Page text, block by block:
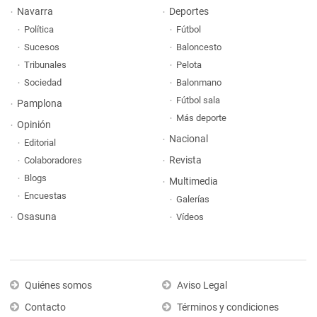
Navarra
Política
Sucesos
Tribunales
Sociedad
Pamplona
Opinión
Editorial
Colaboradores
Blogs
Encuestas
Osasuna
Deportes
Fútbol
Baloncesto
Pelota
Balonmano
Fútbol sala
Más deporte
Nacional
Revista
Multimedia
Galerías
Vídeos
Quiénes somos
Contacto
Aviso Legal
Términos y condiciones